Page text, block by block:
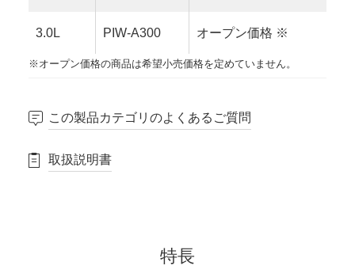
3.0L PIW-A300 オープン価格 ※
※オープン価格の商品は希望小売価格を定めていません。
この製品カテゴリのよくあるご質問
取扱説明書
特長